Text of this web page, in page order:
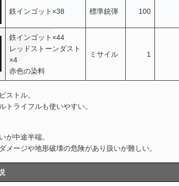
鉄インゴット×38 標準銃弾 100
鉄インゴット×44
レッドストーンダスト
×4
赤色の染料
ミサイル 1
ストル。
トライフルも使いやすい。
が中途半端。
ージや地形破壊の危険があり扱いが難しい。